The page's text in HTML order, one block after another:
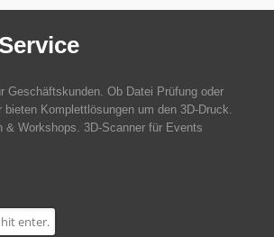
Geschäftskunden. Ob Datei Prüfung oder
bieten Komplettlösungen um den 3D-Druck.
& Workshops. 3D-Scanner für Events